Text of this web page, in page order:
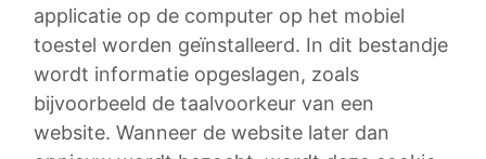
applicatie op de computer op het mobiel
toestel worden geïnstalleerd. In dit bestandje
wordt informatie opgeslagen, zoals
bijvoorbeeld de taalvoorkeur van een
website. Wanneer de website later dan